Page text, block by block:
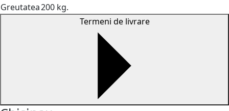
Greutatea200 kg.
Termeni de livrare